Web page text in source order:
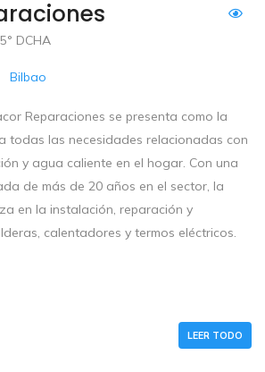
DCHA
Bilbao
Reparaciones se presenta como la
todas las necesidades relacionadas con
y agua caliente en el hogar. Con una
de más de 20 años en el sector, la
en la instalación, reparación y
calentadores y termos eléctricos.
LEER TODO